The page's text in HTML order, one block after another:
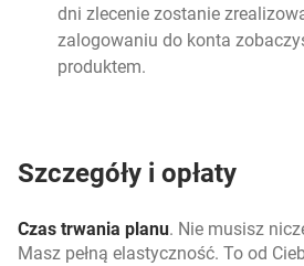
dni zlecenie zostanie
zalogowaniu do konta
produktem.
Szczegóły i opłaty
Czas trwania planu. Nie musisz
Masz pełną elastyczność. To od